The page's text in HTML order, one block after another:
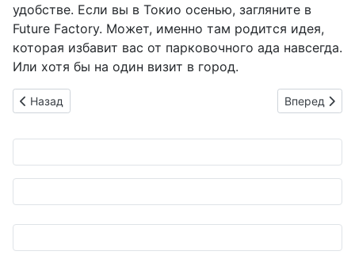
удобстве. Если вы в Токио осенью, загляните в
Future Factory. Может, именно там родится идея,
которая избавит вас от парковочного ада навсегда.
Или хотя бы на один визит в город.
Предыдущий: Маленькие механики Фукуоки: дети с
Назад Следующий:
Вперед